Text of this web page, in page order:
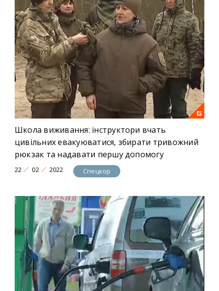
Школа виживання: інструктори вчать
цивільних евакуюватися, збирати тривожний
рюкзак та надавати першу допомогу
22 02 2022 Спецкор